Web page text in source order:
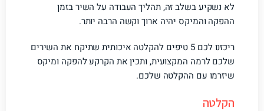
לא נשקיע בשלב זה, תהליך העבודה על השיר בזמן
ההפקה והמיקס יהיה ארוך וקשה הרבה יותר.
ריכזנו לכם 5 טיפים להקלטה איכותית שתיקח את השירים
שלכם לרמה המקצועית, ותכין את הקרקע להפקה ומיקס
שיזרמו עם ההקלטה שלכם.
הקלטה